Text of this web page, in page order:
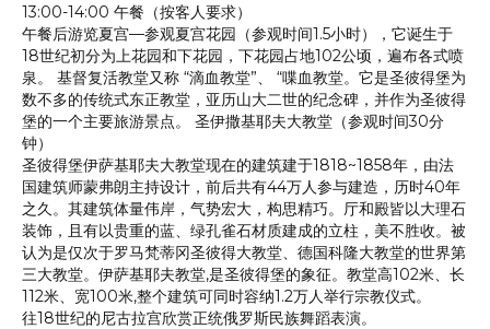
13:00-14:00 午餐（按客人要求）
午餐后游览夏宫—参观夏宫花园（参观时间1.5小时），它诞生于
18世纪初分为上花园和下花园，下花园占地102公顷，遍布各式喷
泉。 基督复活教堂又称 “滴血教堂”、 “喋血教堂。它是圣彼得堡为
数不多的传统式东正教堂，亚历山大二世的纪念碑，并作为圣彼得
堡的一个主要旅游景点。 圣伊撒基耶夫大教堂（参观时间30分
钟）
圣彼得堡伊萨基耶夫大教堂现在的建筑建于1818~1858年，由法
国建筑师蒙弗朗主持设计，前后共有44万人参与建造，历时40年
之久。其建筑体量伟岸，气势宏大，构思精巧。厅和殿皆以大理石
装饰，且有以贵重的蓝、绿孔雀石材质建成的立柱，美不胜收。被
认为是仅次于罗马梵蒂冈圣彼得大教堂、德国科隆大教堂的世界第
三大教堂。伊萨基耶夫教堂,是圣彼得堡的象征。教堂高102米、长
112米、宽100米,整个建筑可同时容纳1.2万人举行宗教仪式。
往18世纪的尼古拉宫欣赏正统俄罗斯民族舞蹈表演。